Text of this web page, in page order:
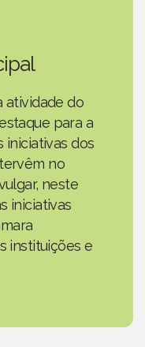
atividade do
para a
iniciativas dos
no
neste
iniciativas
instituições e